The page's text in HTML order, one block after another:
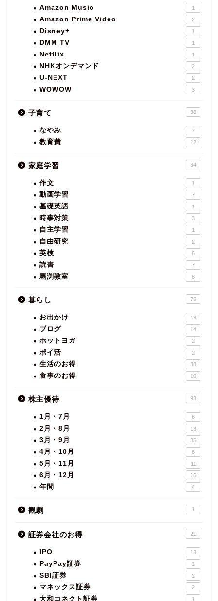
Amazon Music 1
Amazon Prime Video 2
Disney+ 1
DMM TV 1
Netflix 1
NHKオンデマンド 2
U-NEXT 2
WOWOW 3
子育て 30
なやみ 7
教育費 12
家庭学習 34
作文 1
動画学習 7
基礎英語 1
時事対策 3
自主学習 1
自由研究 2
英検 6
読書 7
馬渕教室 8
暮らし 75
お出かけ 13
ブログ 14
ホットヨガ 2
ポイ活 2
生活のお得 38
食事のお得 10
株主優待 93
1月・7月 6
2月・8月 13
3月・9月 35
4月・10月 8
5月・11月 11
6月・12月 16
年間 4
観劇 1
証券会社のお得 21
IPO 13
PayPay証券 2
SBI証券 2
マネックス証券 2
大和コネクト証券 1